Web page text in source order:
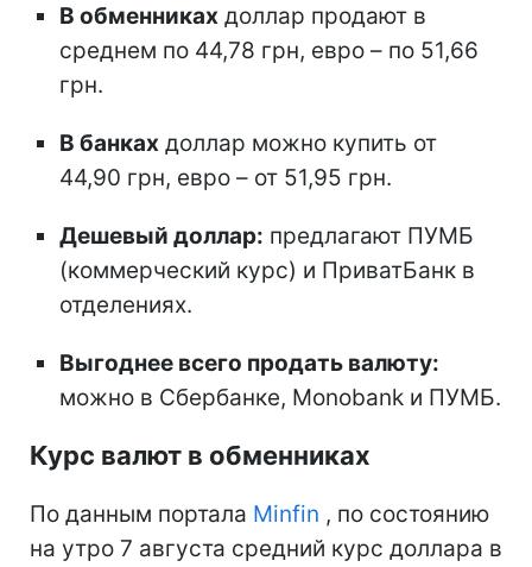
В обменниках доллар продают в
среднем по 44,78 грн, евро – по 51,66
грн.
В банках доллар можно купить от
44,90 грн, евро – от 51,95 грн.
Дешевый доллар: предлагают ПУМБ
(коммерческий курс) и ПриватБанк в
отделениях.
Выгоднее всего продать валюту:
можно в Сбербанке, Monobank и ПУМБ.
Курс валют в обменниках
По данным портала Minfin , по состоянию
на утро 7 августа средний курс доллара в